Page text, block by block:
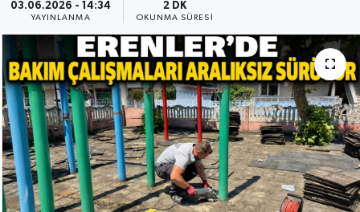
03.06.2026 - 14:34
YAYINLANMA
2 DK
OKUNMA SÜRESI